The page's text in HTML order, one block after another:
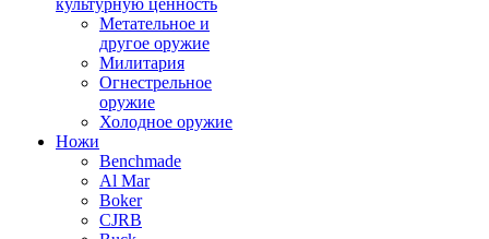
культурную ценность
Метательное и
другое оружие
Милитария
Огнестрельное
оружие
Холодное оружие
Ножи
Benchmade
Al Mar
Boker
CJRB